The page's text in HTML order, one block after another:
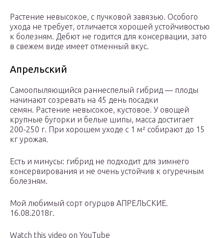
Растение невысокое, с пучковой завязью. Особого
ухода не требует, отличается хорошей устойчивостью
к болезням. Дебют не годится для консервации, зато
в свежем виде имеет отменный вкус.
Апрельский
Самоопыляющийся раннеспелый гибрид — плоды
начинают созревать на 45 день посадки
семян. Растение невысокое, кустовое. У овощей
крупные бугорки и белые шипы, масса достигает
200-250 г. При хорошем уходе с 1 м² собирают до 15
кг урожая.
Есть и минусы: гибрид не подходит для зимнего
консервирования и не очень устойчив к огуречным
болезням.
Мой любимый сорт огурцов АПРЕЛЬСКИЕ.
16.08.2018г.
Watch this video on YouTube